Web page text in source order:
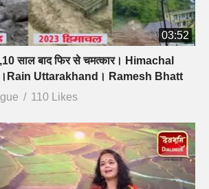
03:52
साल बाद फिर से चमत्कार। Himachal
Uttarakhand। Ramesh Bhatt
110 Likes